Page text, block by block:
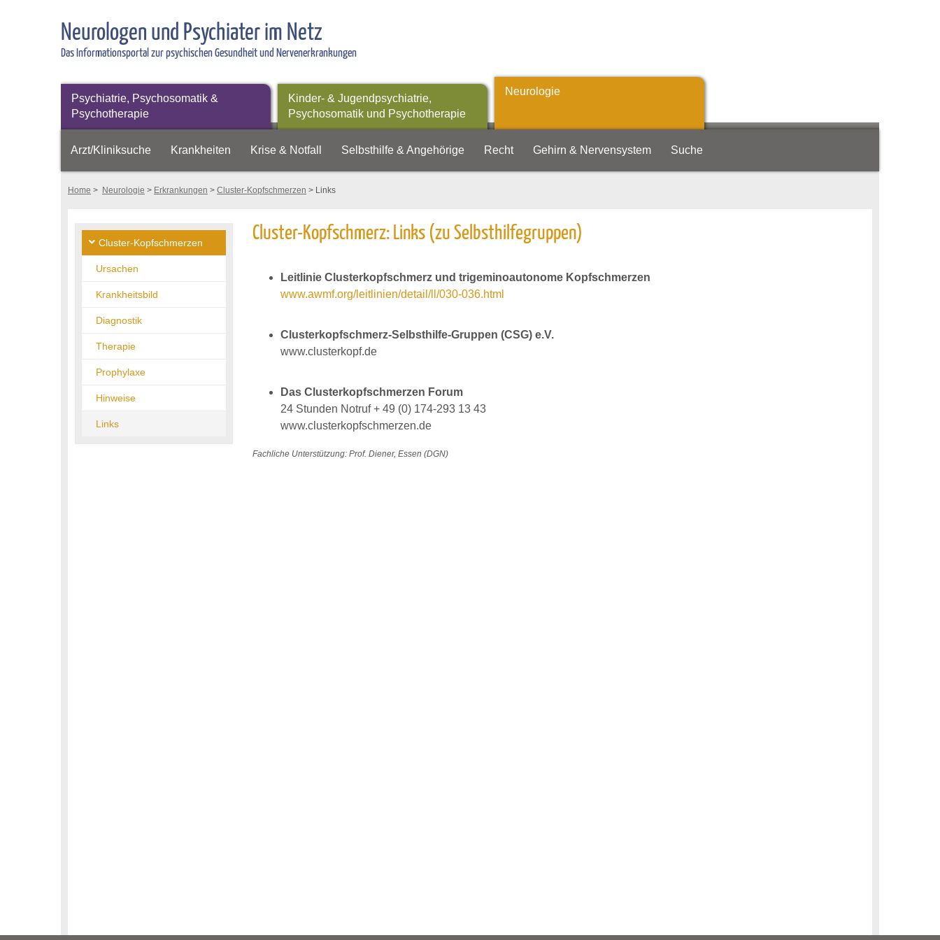
Neurologen und Psychiater im Netz
Das Informationsportal zur psychischen Gesundheit und Nervenerkrankungen
Psychiatrie, Psychosomatik &
Psychotherapie
Kinder- & Jugendpsychiatrie,
Psychosomatik und Psychotherapie
Neurologie
Arzt/Kliniksuche Krankheiten Krise & Notfall Selbsthilfe & Angehörige Recht Gehirn & Nervensystem Suche
Home > Neurologie > Erkrankungen > Cluster-Kopfschmerzen > Links
Cluster-Kopfschmerzen
Ursachen
Krankheitsbild
Diagnostik
Therapie
Prophylaxe
Hinweise
Links
Cluster-Kopfschmerz: Links (zu Selbsthilfegruppen)
Leitlinie Clusterkopfschmerz und trigeminoautonome Kopfschmerzen
www.awmf.org/leitlinien/detail/ll/030-036.html
Clusterkopfschmerz-Selbsthilfe-Gruppen (CSG) e.V.
www.clusterkopf.de
Das Clusterkopfschmerzen Forum
24 Stunden Notruf + 49 (0) 174-293 13 43
www.clusterkopfschmerzen.de
Fachliche Unterstützung: Prof. Diener, Essen (DGN)